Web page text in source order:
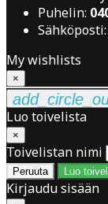
Puhelin:
Sähköposti:
My wishlists
×
Luo toivelista
×
Toivelistan nimi
Peruuta Luo
Kirjaudu sisään